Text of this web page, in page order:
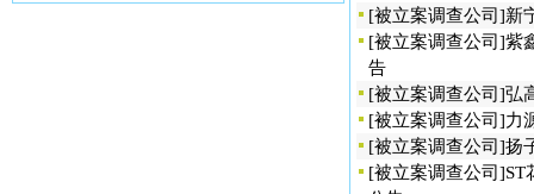
[被立案调查公司 ]新
[被立案调查公司 ]紫
告
[被立案调查公司 ]弘
[被立案调查公司 ]力
[被立案调查公司 ]扬
[被立案调查公司 ]ST